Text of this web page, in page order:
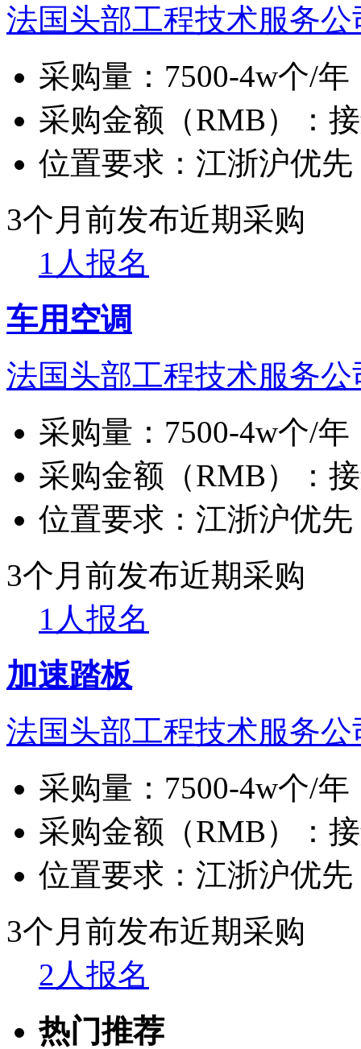
法国头部工程技术服务公
采购量： 7500-4w个/年
采购金额（RMB）：
位置要求： 江浙沪优先
3个月前发布近期采购
1人报名
车用空调
法国头部工程技术服务公
采购量： 7500-4w个/年
采购金额（RMB）：
位置要求： 江浙沪优先
3个月前发布近期采购
1人报名
加速踏板
法国头部工程技术服务公
采购量： 7500-4w个/年
采购金额（RMB）：
位置要求： 江浙沪优先
3个月前发布近期采购
2人报名
热门推荐